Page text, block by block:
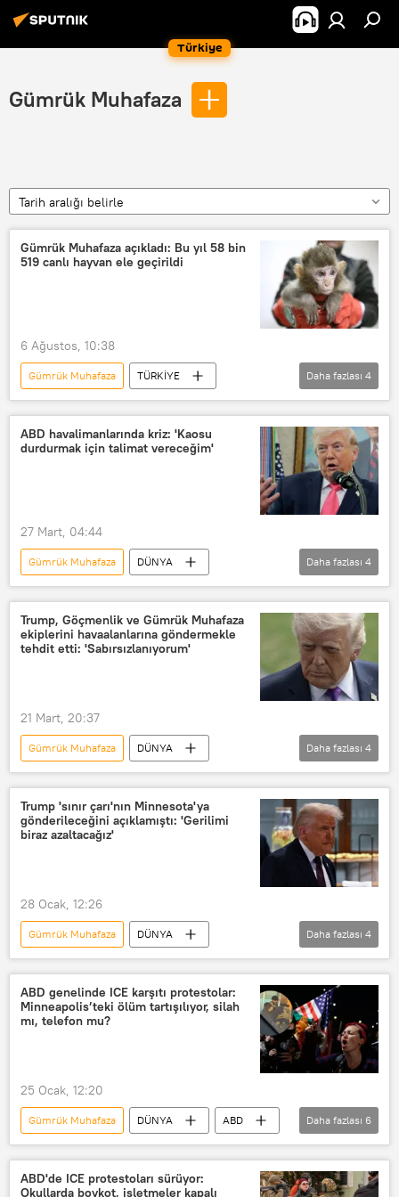
Türkiye
Gümrük Muhafaza
Tarih aralığı belirle
Gümrük Muhafaza açıkladı: Bu yıl 58 bin
519 canlı hayvan ele geçirildi
6 Ağustos, 10:38
Gümrük Muhafaza
TÜRKİYE
İstanbul Havalimanı
KARA
Gümrük
Hayvan
Daha fazlası 4
ABD havalimanlarında kriz: 'Kaosu
durdurmak için talimat vereceğim'
27 Mart, 04:44
Gümrük Muhafaza
DÜNYA
Donald Trump
ABD
ABD Ulaşım Güvenliği İdaresi (TSA)
Daha fazlası 4
Trump, Göçmenlik ve Gümrük Muhafaza
ekiplerini havaalanlarına göndermekle
tehdit etti: 'Sabırsızlanıyorum'
21 Mart, 20:37
Gümrük Muhafaza
DÜNYA
Minnesota
ABD Göçmenlik ve Gümrük Muhafaza Bürosu (ICE)
ABD İç Güvenlik Bakanlığı (DHS)
Daha fazlası 4
Trump 'sınır çarı'nın Minnesota'ya
gönderileceğini açıklamıştı: 'Gerilimi
biraz azaltacağız'
28 Ocak, 12:26
Gümrük Muhafaza
DÜNYA
Donald Trump
Minnesota
Minneapolis
ABD Göçmenlik ve Gümrük Muhafaza Bürosu (ICE)
Daha fazlası 4
ABD genelinde ICE karşıtı protestolar:
Minneapolis’teki ölüm tartışılıyor, silah
mı, telefon mu?
25 Ocak, 12:20
Gümrük Muhafaza DÜNYA
ABD
Minnesota
ABD Göçmenlik ve Gümrük Muhafaza Bürosu (ICE)
Daha fazlası 6
ABD'de ICE protestoları sürüyor:
Okullarda boykot, işletmeler kapalı